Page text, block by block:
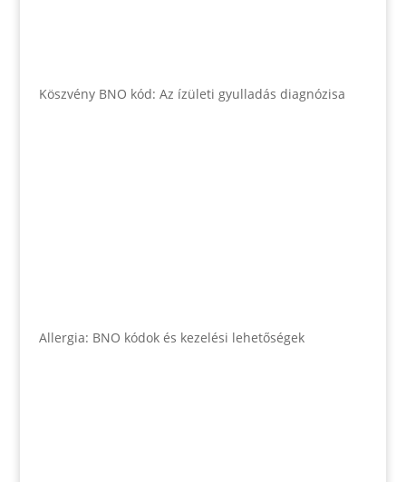
Köszvény BNO kód: Az ízületi gyulladás diagnózisa
Allergia: BNO kódok és kezelési lehetőségek